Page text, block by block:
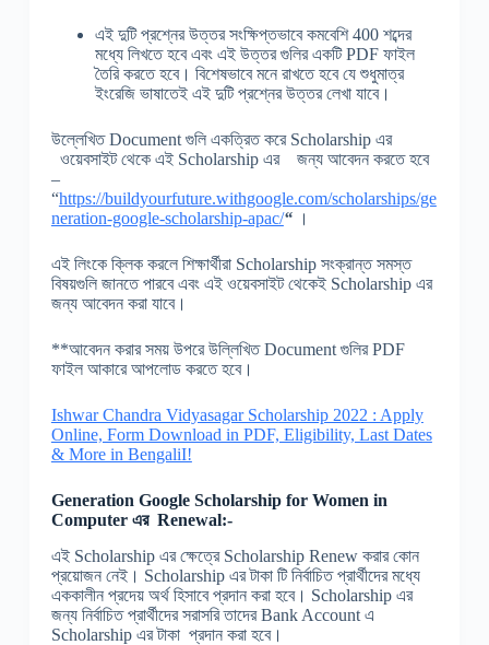
এই দুটি প্রশ্নের উত্তর সংক্ষিপ্তভাবে কমবেশি 400 শব্দের
মধ্যে লিখতে হবে এবং এই উত্তর গুলির একটি PDF ফাইল
তৈরি করতে হবে। বিশেষভাবে মনে রাখতে হবে যে শুধুমাত্র
ইংরেজি ভাষাতেই এই দুটি প্রশ্নের উত্তর লেখা যাবে।
উল্লেখিত Document গুলি একত্রিত করে Scholarship এর
ওয়েবসাইট থেকে এই Scholarship এর জন্য আবেদন করতে হবে
–
“https://buildyourfuture.withgoogle.com/scholarships/ge
neration-google-scholarship-apac/“।
এই লিংকে ক্লিক করলে শিক্ষার্থীরা Scholarship সংক্রান্ত সমস্ত
বিষয়গুলি জানতে পারবে এবং এই ওয়েবসাইট থেকেই Scholarship এর
জন্য আবেদন করা যাবে।
**আবেদন করার সময় উপরে উল্লিখিত Document গুলির PDF
ফাইল আকারে আপলোড করতে হবে।
Ishwar Chandra Vidyasagar Scholarship 2022 : Apply
Online, Form Download in PDF, Eligibility, Last Dates
& More in BengaliI!
Generation Google Scholarship for Women in
Computer এর Renewal:-
এই Scholarship এর ক্ষেত্রে Scholarship Renew করার কোন
প্রয়োজন নেই। Scholarship এর টাকা টি নির্বাচিত প্রার্থীদের মধ্যে
এককালীন প্রদেয় অর্থ হিসাবে প্রদান করা হবে। Scholarship এর
জন্য নির্বাচিত প্রার্থীদের সরাসরি তাদের Bank Account এ
Scholarship এর টাকা প্রদান করা হবে।